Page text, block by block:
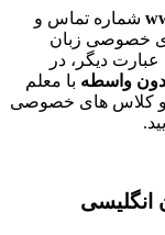
شماره تماس و
خصوصی زبان
دیگر، در
واسطه با معلم
و کلاس های خصوصی
انگلیسی